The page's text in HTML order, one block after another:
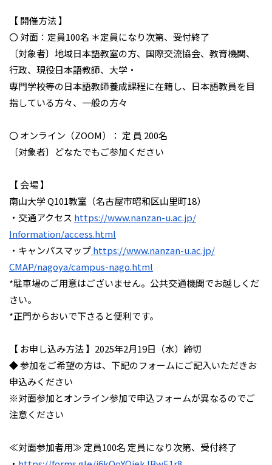
【 開催方法 】
〇 対面：定員100名 ＊定員になり次第、受付終了
〔対象者〕地域日本語教室の方、国際交流協会、教育機関、
行政、 現役日本語教師、大学・
専門学校等の日本語教師養成課程に在籍し、 日本語教員を目
指している方々、一般の方々
〇 オンライン（ZOOM）： 定 員 200名
〔対象者〕どなたでもご参加ください
【 会場 】
南山大学 Q101教室（名古屋市昭和区山里町18）
・交通アクセス https://www.nanzan-u.ac.jp/
Information/access.html
・キャンパスマップhttps://www.nanzan-u.ac.jp/
CMAP/nagoya/campus-nago.html
*駐車場のご用意はございません。 公共交通機関でお越しくだ
さい。
*正門からおいで下さると便利です。
【 お申し込み方法 】2025年2月19日（水）締切
◆ 参加をご希望の方は、 下記のフォームにご記入いただきお
申込みください
※対面参加とオンライン参加で申込フォームが異なるのでご
注意ください
≪対面参加者用≫ 定員100名 定員になり次第、受付終了